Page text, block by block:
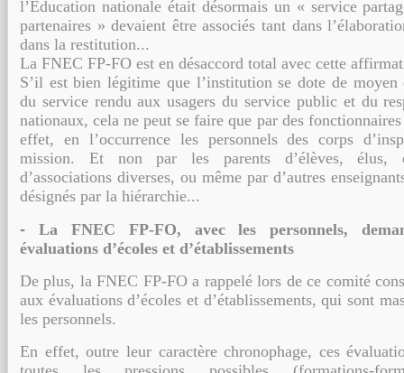
l’Éducation nationale était désormaisun « service
partenaires » devaient être associés tant dans
dans la restitution...
La FNEC FP-FO est en désaccord total avec cette
S’il est bien légitime que l’institution se dote de moyen
du service rendu aux usagers du service public et du
nationaux, cela ne peut se faire que par des fonctionnaires
effet, en l’occurrence les personnels des corps
mission. Etnon par les parents d’élèves, élus,
d’associations diverses, ou même par d’autres
désignés par la hiérarchie...
-
La FNEC FP-FO, avec les personnels,
évaluations d’écoles et d’établissements
De plus, la FNEC FP-FO a rappelé lors de ce comité
aux évaluations d’écoles et d’établissements, qui sont
les personnels.
En effet, outre leur caractère chronophage, ces